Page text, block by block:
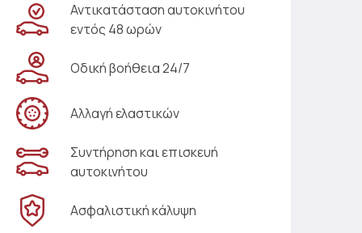
Αντικατάσταση αυτοκινήτου
εντός 48 ωρών
Οδική βοήθεια 24/7
Αλλαγή ελαστικών
Συντήρηση και επισκευή
αυτοκινήτου
Ασφαλιστική κάλυψη